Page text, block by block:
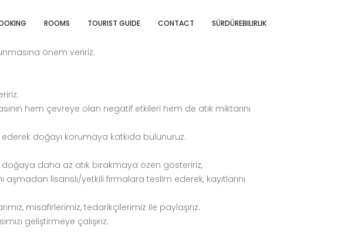
ROOMS TOURIST GUIDE CONTACT SÜRDÜREBILIRLIK
önem veririz.
hem çevreye olan negatif etkileri hem de atık miktarını
doğayı korumaya katkıda bulunuruz.
doğaya daha az atık bırakmaya özen gösteririz,
aşmadan lisanslı/yetkili firmalara teslim ederek, kayıtlarını
misafirlerimiz, tedarikçilerimiz ile paylaşırız.
geliştirmeye çalışırız.